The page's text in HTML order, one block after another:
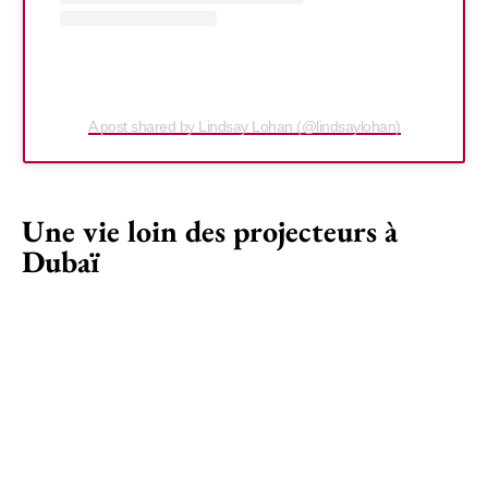
A post shared by Lindsay Lohan (@lindsaylohan)
Une vie loin des projecteurs à
Dubaï